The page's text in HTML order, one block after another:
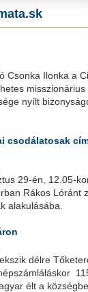
Csonka Ilonka a
nyílt
csodálatosak
29-én, 12.05-
Rákos Lóránt
alakulásába.
délre
élt a